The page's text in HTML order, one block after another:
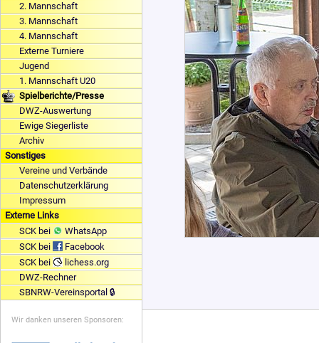
2. Mannschaft
3. Mannschaft
4. Mannschaft
Externe Turniere
Jugend
1. Mannschaft U20
Spielberichte/Presse
DWZ-Auswertung
Ewige Siegerliste
Archiv
Sonstiges
Vereine und Verbände
Datenschutzerklärung
Impressum
Externe Links
SCK bei
WhatsApp
SCK bei
Facebook
SCK bei
lichess.org
DWZ-Rechner
SBNRW-Vereinsportal 🔒
Wir danken unseren Sponsoren: